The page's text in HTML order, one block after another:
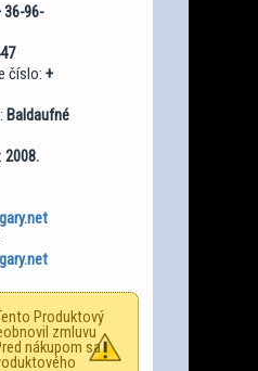
36-96-
číslo: +
Baldaufné
2008.
Produktový
zmluvu
nákupom sa